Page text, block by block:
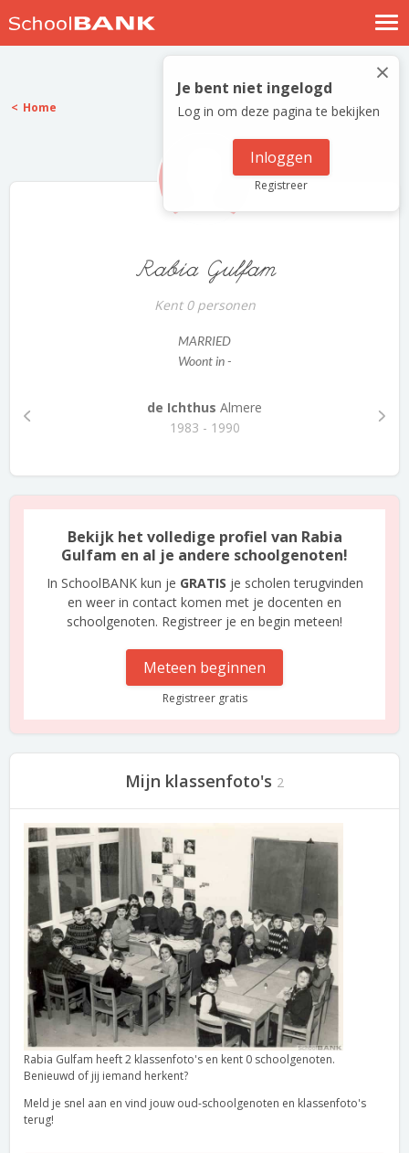
Nostalgische verhalen
Log in
Meld je gratis aan
×
Je bent niet ingelogd
Log in om deze pagina te bekijken
Inloggen
Registreer
Home
Rabia Gulfam
Kent 0 personen
MARRIED
Woont in -
de Ichthus Almere
1983 - 1990
Bekijk het volledige profiel van Rabia
Gulfam en al je andere schoolgenoten!
In SchoolBANK kun je GRATIS je scholen terugvinden
en weer in contact komen met je docenten en
schoolgenoten. Registreer je en begin meteen!
Meteen beginnen
Registreer gratis
Mijn klassenfoto's 2
Rabia Gulfam heeft 2 klassenfoto's en kent 0 schoolgenoten.
Benieuwd of jij iemand herkent?
Meld je snel aan en vind jouw oud-schoolgenoten en klassenfoto's
terug!